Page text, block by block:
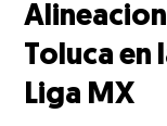
Toluca en
Liga MX